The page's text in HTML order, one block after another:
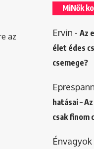
az
MiNők
Ervin - Az
élet édes
csemege?
hatásai –
csak finom
Énvagyok